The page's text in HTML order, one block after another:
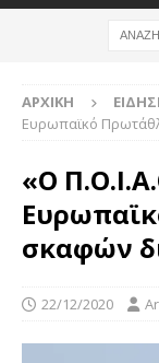
ΑΡΧΙΚΉ
Ευρωπαϊκό
«Ο
σκαφών
22/12/2020